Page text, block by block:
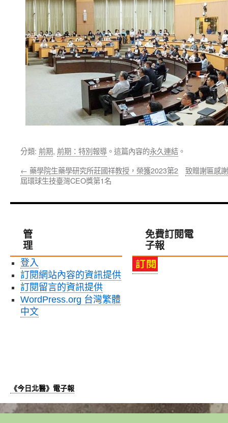
分類: 前期, 前期：特別報導 。這篇內容的永久連結 。
← 藥學院生藥學研究所莊國祥教授，榮獲2023第2
屆環球生技臺灣CEO獎第1名
致贈謝匾感
管
理
登入
訂閱網站內容的資訊提供
訂閱留言的資訊提供
WordPress.org 台灣繁體
中文
免費訂閱電
子報
《今日北醫》電子報